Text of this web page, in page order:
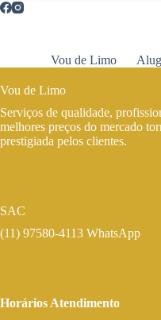
Vou de Limo
Vou de Limo
Serviços de qualidade,
melhores preços do mercado
prestigiada pelos clientes.
SAC
(11) 97580-4113 WhatsApp
Horários Atendimento